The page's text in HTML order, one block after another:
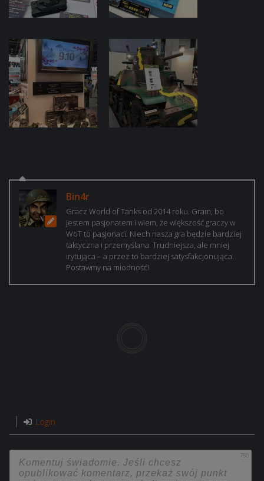
Bin4r
Gracz World of Tanks od 2014 roku. Gram, bo
jestem pasjonatem i wiem, że większość graczy w
WoT to pasjonaci. Niech nasza gra będzie bardziej
taktyczna i przemyślana. Trudniejsza, ale mniej
irytująca – a przez to bardziej satysfakcjonująca.
Postawmy na miodność!
Login
750